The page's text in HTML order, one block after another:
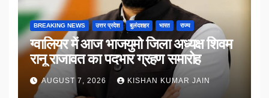
BREAKING NEWS उत्तर प्रदेश बुलंदशहर भारत राज्य
ग्वालियर में आज भाजयुमो जिला अध्यक्ष शिवम
रानू राजावत का पदभार ग्रहण समारोह
AUGUST 7, 2026 KISHAN KUMAR JAIN